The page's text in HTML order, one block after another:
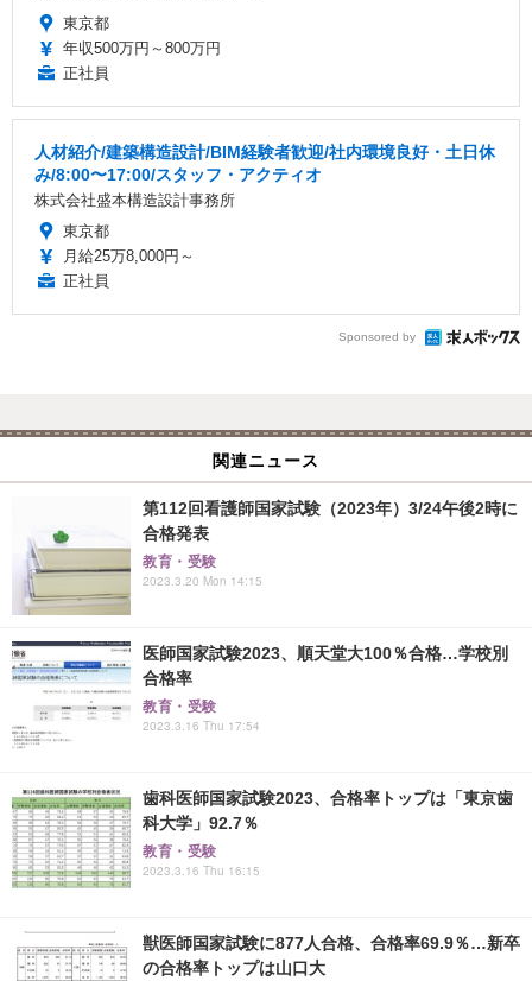
東京都
年収500万円～800万円
正社員
人材紹介/建築構造設計/BIM経験者歓迎/社内環境良好・土日休
み/8:00〜17:00/スタッフ・アクティオ
株式会社盛本構造設計事務所
東京都
月給25万8,000円～
正社員
Sponsored by
関連ニュース
第112回看護師国家試験（2023年）3/24午後2時に
合格発表
教育・受験
2023.3.20 Mon 14:15
医師国家試験2023、順天堂大100％合格…学校別
合格率
教育・受験
2023.3.16 Thu 17:54
歯科医師国家試験2023、合格率トップは「東京歯
科大学」92.7％
教育・受験
2023.3.16 Thu 16:15
獣医師国家試験に877人合格、合格率69.9％…新卒
の合格率トップは山口大